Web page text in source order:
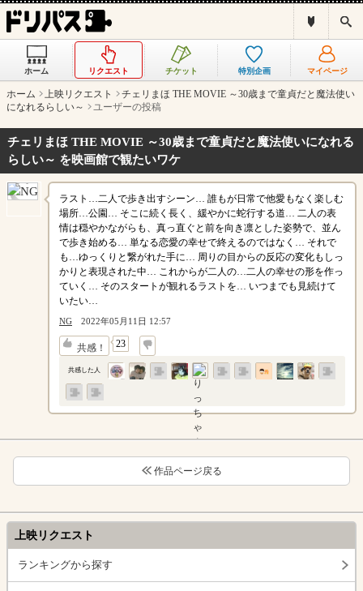
ス
は
？
ホーム リクエスト チケット 特別企画 マイページ
ホーム 上映リクエスト
チェリまほ THE MOVIE ～30歳まで童貞だと魔法使い
になれるらしい～
ユーザーの投稿
チェリまほ THE MOVIE ～30歳まで童貞だと魔法使いになれる
らしい～ を映画館で観たいワケ
ラスト…二人で歩き出すシーン… 誰もが日常で他愛もなく楽しむ
場所…公園… そこに続く長く、緩やかに蛇行する道… 二人の表
情は穏やかながらも、真っ直ぐと前を向き凛とした姿勢で、並ん
で歩き始める… 単なる恋愛の幸せで終えるのではなく… それで
も…ゆっくりと繋がれた手に… 周りの目からの反応の変化もしっ
かりと表現された中… これからが二人の…二人の幸せの形を作っ
ていく… そのスタートが観れるラストを… いつまでも見続けて
いたい…
NG 2022年05月11日 12:57
共感！ 23
↓
共感した人
作品ページ戻る
上映リクエスト
ランキングから探す